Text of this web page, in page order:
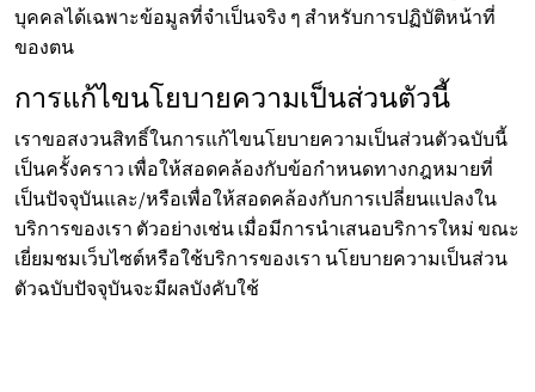
บุคคลได้เฉพาะข้อมูลที่จำเป็นจริง ๆ สำหรับการปฏิบัติหน้าที่
ของตน
การแก้ไขนโยบายความเป็นส่วนตัวนี้
เราขอสงวนสิทธิ์ในการแก้ไขนโยบายความเป็นส่วนตัวฉบับนี้
เป็นครั้งคราว เพื่อให้สอดคล้องกับข้อกำหนดทางกฎหมายที่
เป็นปัจจุบันและ/หรือเพื่อให้สอดคล้องกับการเปลี่ยนแปลงใน
บริการของเรา ตัวอย่างเช่น เมื่อมีการนำเสนอบริการใหม่ ขณะ
เยี่ยมชมเว็บไซต์หรือใช้บริการของเรา นโยบายความเป็นส่วน
ตัวฉบับปัจจุบันจะมีผลบังคับใช้